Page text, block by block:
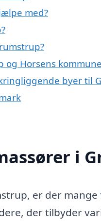
med?
og Horsens kommune
byer til
i
er der
der tilbyder